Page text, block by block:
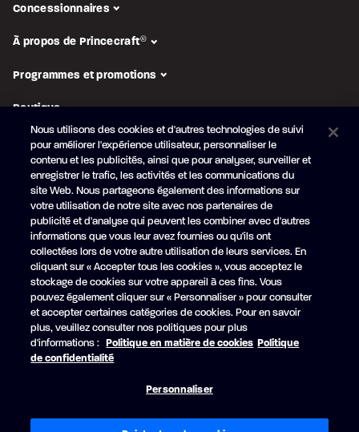
Concessionnaires
À propos de Princecraft®
Programmes et promotions
Boutique
SUIVEZ-NOUS
Abonnez-vous à l'infolettre
Obtenez en primeur nosnouveautés et promotions
Votre
courriel
S'ABONNER
FacebookYouTube
Tous droits réservés.
Nous utilisons des cookies et d'autres technologies de suivi
pour améliorer l'expérience utilisateur, personnaliser le
contenu et les publicités, ainsi que pour analyser, surveiller et
enregistrer le trafic, les activités et les communications du
site Web. Nous partageons également des informations sur
votre utilisation de notre site avec nos partenaires de
publicité et d'analyse qui peuvent les combiner avec d'autres
informations que vous leur avez fournies ou qu'ils ont
collectées lors de votre autre utilisation de leurs services. En
cliquant sur « Accepter tous les cookies », vous acceptez le
stockage de cookies sur votre appareil à ces fins. Vous
pouvez également cliquer sur « Personnaliser » pour consulter
et accepter certaines catégories de cookies. Pour en savoir
plus, veuillez consulter nos politiques pour plus
d'informations : Politique en matière de cookies Politique
de confidentialité
Personnaliser